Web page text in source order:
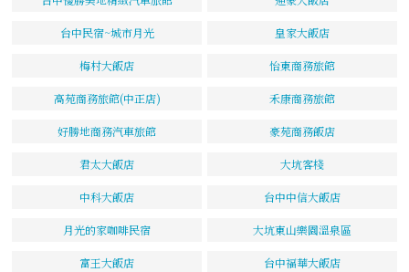
台中民宿~城市月光 皇家大飯店
梅村大飯店 怡東商務旅館
高苑商務旅館(中正店) 禾康商務旅館
好勝地商務汽車旅館 豪苑商務飯店
君太大飯店 大坑客棧
中科大飯店 台中中信大飯店
月光的家咖啡民宿 大坑東山樂園溫泉區
富王大飯店 台中福華大飯店